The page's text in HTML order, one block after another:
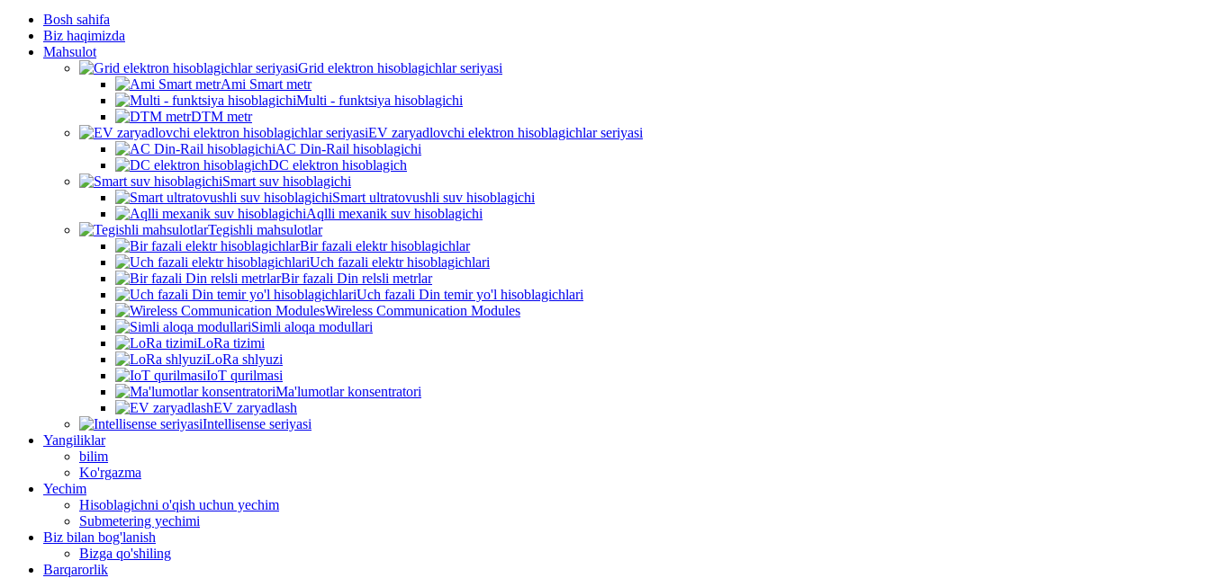
Bosh sahifa
Biz haqimizda
Mahsulot
Grid elektron hisoblagichlar seriyasi
Ami Smart metr
Multi - funktsiya hisoblagichi
DTM metr
EV zaryadlovchi elektron hisoblagichlar seriyasi
AC Din-Rail hisoblagichi
DC elektron hisoblagich
Smart suv hisoblagichi
Smart ultratovushli suv hisoblagichi
Aqlli mexanik suv hisoblagichi
Tegishli mahsulotlar
Bir fazali elektr hisoblagichlar
Uch fazali elektr hisoblagichlari
Bir fazali Din relsli metrlar
Uch fazali Din temir yo'l hisoblagichlari
Wireless Communication Modules
Simli aloqa modullari
LoRa tizimi
LoRa shlyuzi
IoT qurilmasi
Ma'lumotlar konsentratori
EV zaryadlash
Intellisense seriyasi
Yangiliklar
bilim
Ko'rgazma
Yechim
Hisoblagichni o'qish uchun yechim
Submetering yechimi
Biz bilan bog'lanish
Bizga qo'shiling
Barqarorlik